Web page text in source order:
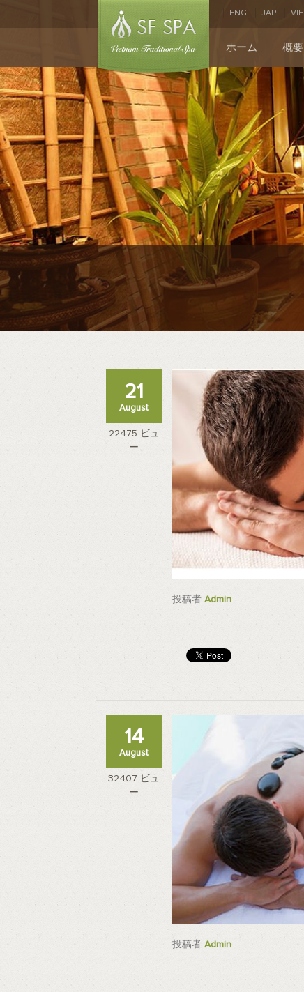
ENG JAP VIE
ホーム 概要
21
August
22475 ビュ
ー
投稿者 Admin
...
14
August
32407 ビュ
ー
投稿者 Admin
...